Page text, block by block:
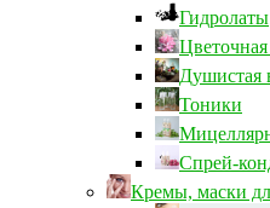
Гидролаты
Цветочная
Душистая
Тоники
Спрей-
Кремы, маски